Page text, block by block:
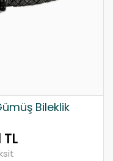
Bileklik
TL